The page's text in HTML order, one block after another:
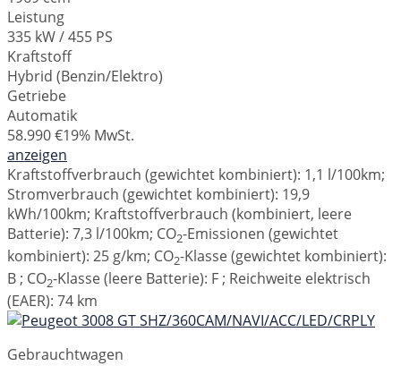
Leistung
335 kW / 455 PS
Kraftstoff
Hybrid (Benzin/Elektro)
Getriebe
Automatik
58.990 €19% MwSt.
anzeigen
Kraftstoffverbrauch (gewichtet kombiniert): 1,1 l/100km;
Stromverbrauch (gewichtet kombiniert): 19,9
kWh/100km; Kraftstoffverbrauch (kombiniert, leere
Batterie): 7,3 l/100km; CO2-Emissionen (gewichtet
kombiniert): 25 g/km; CO2-Klasse (gewichtet kombiniert):
B ; CO2-Klasse (leere Batterie): F ; Reichweite elektrisch
(EAER): 74 km
Gebrauchtwagen